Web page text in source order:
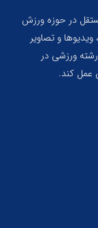
در حوزه ورزش
و تصاویر
ورزشی در
عمل کند.